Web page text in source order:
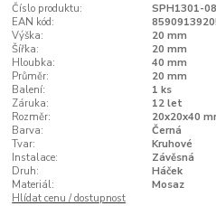
Číslo produktu:
SPH1301-
EAN kód:
Výška:
20 mm
Šířka:
20 mm
Hloubka:
40 mm
Průměr:
20 mm
Balení:
1 ks
Záruka:
12 let
Rozměr:
20x20x40
Barva:
Černá
Tvar:
Kruhové
Instalace:
Závěsná
Druh:
Háček
Materiál:
Mosaz
Hlídat cenu / dostupnost